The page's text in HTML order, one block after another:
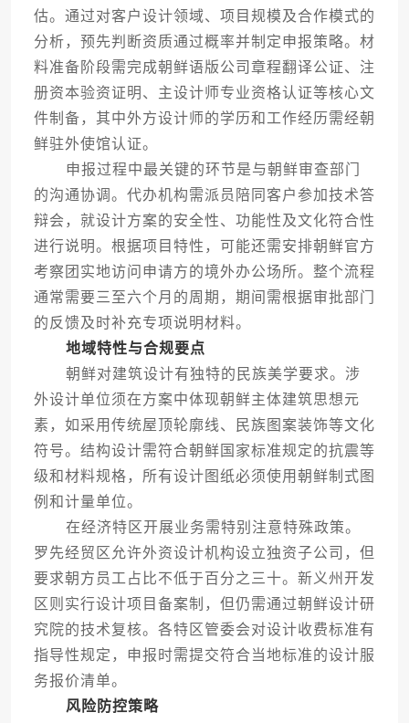
估。通过对客户设计领域、项目规模及合作模式的
分析，预先判断资质通过概率并制定申报策略。材
料准备阶段需完成朝鲜语版公司章程翻译公证、注
册资本验资证明、主设计师专业资格认证等核心文
件制备，其中外方设计师的学历和工作经历需经朝
鲜驻外使馆认证。
申报过程中最关键的环节是与朝鲜审查部门
的沟通协调。代办机构需派员陪同客户参加技术答
辩会，就设计方案的安全性、功能性及文化符合性
进行说明。根据项目特性，可能还需安排朝鲜官方
考察团实地访问申请方的境外办公场所。整个流程
通常需要三至六个月的周期，期间需根据审批部门
的反馈及时补充专项说明材料。
地域特性与合规要点
朝鲜对建筑设计有独特的民族美学要求。涉
外设计单位须在方案中体现朝鲜主体建筑思想元
素，如采用传统屋顶轮廓线、民族图案装饰等文化
符号。结构设计需符合朝鲜国家标准规定的抗震等
级和材料规格，所有设计图纸必须使用朝鲜制式图
例和计量单位。
在经济特区开展业务需特别注意特殊政策。
罗先经贸区允许外资设计机构设立独资子公司，但
要求朝方员工占比不低于百分之三十。新义州开发
区则实行设计项目备案制，但仍需通过朝鲜设计研
究院的技术复核。各特区管委会对设计收费标准有
指导性规定，申报时需提交符合当地标准的设计服
务报价清单。
风险防控策略